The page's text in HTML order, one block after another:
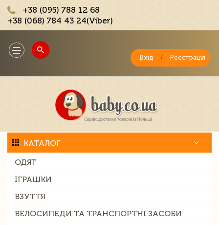
+38 (095) 788 12 68
+38 (068) 784 43 24(Viber)
Toggle
navigation
Вхід / Реєстрація
КАТАЛОГ
ОДЯГ
ІГРАШКИ
ВЗУТТЯ
ВЕЛОСИПЕДИ ТА ТРАНСПОРТНІ ЗАСОБИ